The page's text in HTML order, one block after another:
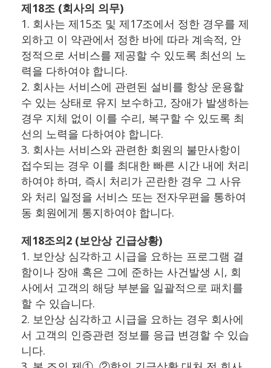
제18조 (회사의 의무)
1. 회사는 제15조 및 제17조에서 정한 경우를 제
외하고 이 약관에서 정한 바에 따라 계속적, 안
정적으로 서비스를 제공할 수 있도록 최선의 노
력을 다하여야 합니다.
2. 회사는 서비스에 관련된 설비를 항상 운용할
수 있는 상태로 유지 보수하고, 장애가 발생하는
경우 지체 없이 이를 수리, 복구할 수 있도록 최
선의 노력을 다하여야 합니다.
3. 회사는 서비스와 관련한 회원의 불만사항이
접수되는 경우 이를 최대한 빠른 시간 내에 처리
하여야 하며, 즉시 처리가 곤란한 경우 그 사유
와 처리 일정을 서비스 또는 전자우편을 통하여
동 회원에게 통지하여야 합니다.
제18조의2 (보안상 긴급상황)
1. 보안상 심각하고 시급을 요하는 프로그램 결
함이나 장애 혹은 그에 준하는 사건발생 시, 회
사에서 고객의 해당 부분을 일괄적으로 패치를
할 수 있습니다.
2. 보안상 심각하고 시급을 요하는 경우 회사에
서 고객의 인증관련 정보를 응급 변경할 수 있습
니다.